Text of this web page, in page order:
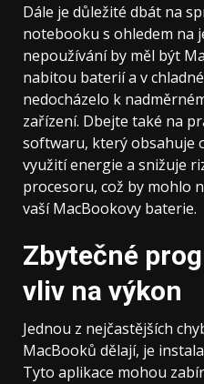
Dále je důležité dbát na
notebooku s ohledem na
nepoužívání by měl být
nabitou baterií a v
nedocházelo k
zařízení. Dbejte také na
softwaru, který obsahuje
využití energie a snižuje
procesoru, což by mohlo
vaší MacBookovy baterie.
Zbytečné
vliv na výkon
Jednou z nejčastějších
MacBooků dělají, je
Tyto aplikace mohou